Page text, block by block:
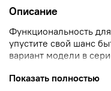
Описание
Функциональность
упустите свой шанс
вариант модели в
выполнены в стиле
Противоударный корпус
Показать полностью